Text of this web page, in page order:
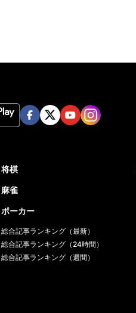
将棋
麻雀
ポーカー
総合記事ランキング（最新）
総合記事ランキング（24時間）
総合記事ランキング（週間）